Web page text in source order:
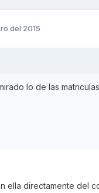
del 2015
lo de las
ella directamente del